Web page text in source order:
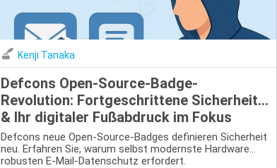
Kenji Tanaka
Defcons Open-Source-Badge-
Revolution: Fortgeschrittene Sicherheit
& Ihr digitaler Fußabdruck im Fokus
Defcons neue Open-Source-Badges definieren Sicherheit
neu. Erfahren Sie, warum selbst modernste Hardware
robusten E-Mail-Datenschutz erfordert.